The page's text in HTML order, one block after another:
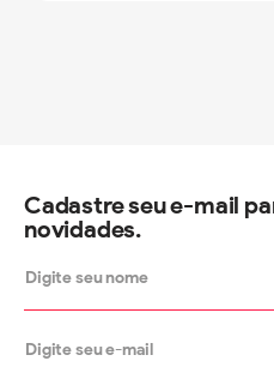
Cadastre seu e-mail
novidades.